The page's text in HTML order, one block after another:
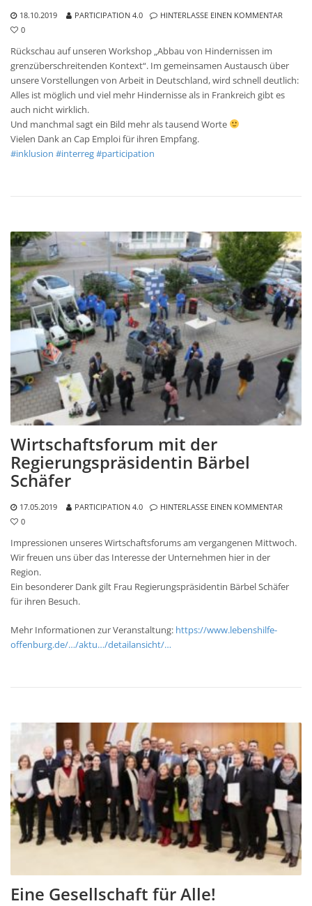
18.10.2019 PARTICIPATION 4.0
HINTERLASSE EINEN KOMMENTAR
0
Rückschau auf unseren Workshop „Abbau von Hindernissen im
grenzüberschreitenden Kontext“. Im gemeinsamen Austausch über
unsere Vorstellungen von Arbeit in Deutschland, wird schnell deutlich:
Alles ist möglich und viel mehr Hindernisse als in Frankreich gibt es
auch nicht wirklich.
Und manchmal sagt ein Bild mehr als tausend Worte
Vielen Dank an Cap Emploi für ihren Empfang.
#inklusion #interreg#participation
Wirtschaftsforum mit der
Regierungspräsidentin Bärbel
Schäfer
17.05.2019 PARTICIPATION 4.0
HINTERLASSE EINEN KOMMENTAR
0
Impressionen unseres Wirtschaftsforums am vergangenen Mittwoch.
Wir freuen uns über das Interesse der Unternehmen hier in der
Region.
Ein besonderer Dank gilt Frau Regierungspräsidentin Bärbel Schäfer
für ihren Besuch.
Mehr Informationen zur Veranstaltung: https://www.lebenshilfe-
offenburg.de/…/aktu…/detailansicht/…
Eine Gesellschaft für Alle!